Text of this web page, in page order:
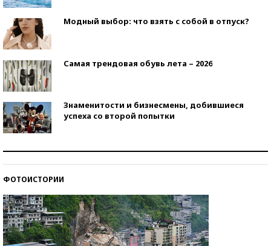
Модный выбор: что взять с собой в отпуск?
Самая трендовая обувь лета – 2026
Знаменитости и бизнесмены, добившиеся
успеха со второй попытки
ФОТОИСТОРИИ